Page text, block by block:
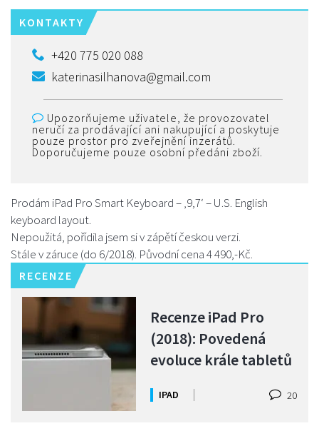
KONTAKTY
+420 775 020 088
katerinasilhanova@gmail.com
Upozorňujeme uživatele, že provozovatel
neručí za prodávající ani nakupující a poskytuje
pouze prostor pro zveřejnění inzerátů.
Doporučujeme pouze osobní předáni zboží.
Prodám iPad Pro Smart Keyboard – ‚9,7‘ – U.S. English
keyboard layout.
Nepoužitá, pořídila jsem si v zápětí českou verzi.
Stále v záruce (do 6/2018). Původní cena 4 490,-Kč.
RECENZE
Recenze iPad Pro
(2018): Povedená
evoluce krále tabletů
IPAD 20